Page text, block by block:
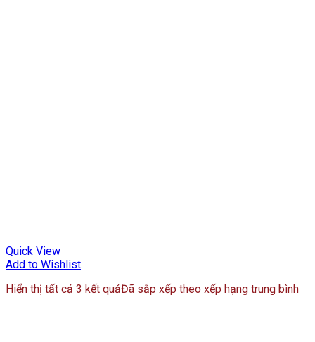
Quick View
Add to Wishlist
Hiển thị tất cả 3 kết quảĐã sắp xếp theo xếp hạng trung bình